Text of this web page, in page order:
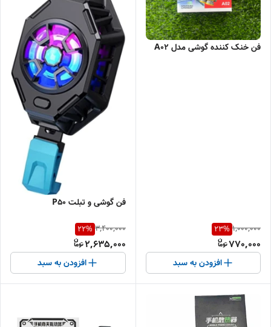
فن خنک کننده گوشی مدل A02
1,000,000
23%
770,000
افزودن به سبد
فن گوشی و تبلت P50
3,400,000
22%
2,635,000
افزودن به سبد